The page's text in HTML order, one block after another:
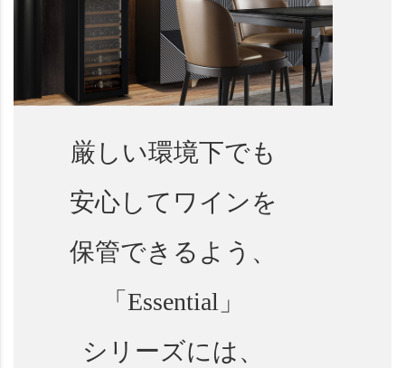
厳しい環境下でも
安心してワインを
保管できるよう、
「Essential」
シリーズには、